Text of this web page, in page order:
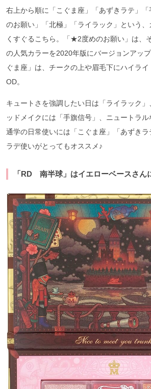
右上から順に「こぐま座」「あずきラテ」
のお願い」「北極」「ライラック」という
くすぐるこちら。「★2度めのお願い」は、
の人気カラーを2020年版にバージョンアッ
ぐま座」は、チークの上や眉毛下にハイラ
OD。
キュートさを強調したい日は「ライラック
ッドメイクには「手旗信号」、ニュートラル
通学の日常使いには「こぐま座」「あずき
ラデ使いがとってもオススメ♪
「RD 南半球」はイエローベースさん